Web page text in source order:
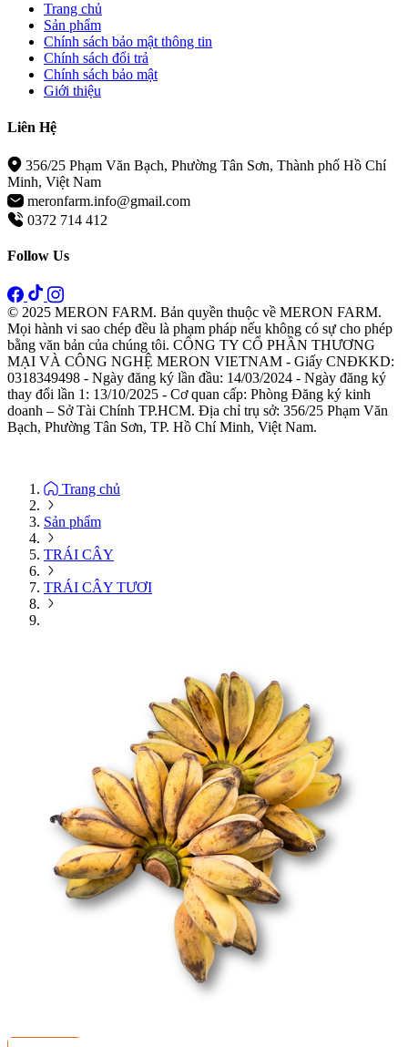
Trang chủ
Sản phẩm
Chính sách bảo mật thông tin
Chính sách đổi trả
Chính sách bảo mật
Giới thiệu
Liên Hệ
356/25 Phạm Văn Bạch, Phường Tân Sơn, Thành phố Hồ Chí
Minh, Việt Nam
meronfarm.info@gmail.com
0372 714 412
Follow Us
© 2025 MERON FARM. Bản quyền thuộc về MERON FARM.
Mọi hành vi sao chép đều là phạm pháp nếu không có sự cho phép
bằng văn bản của chúng tôi. CÔNG TY CỔ PHẦN THƯƠNG
MẠI VÀ CÔNG NGHỆ MERON VIETNAM - Giấy CNĐKKD:
0318349498 - Ngày đăng ký lần đầu: 14/03/2024 - Ngày đăng ký
thay đổi lần 1: 13/10/2025 - Cơ quan cấp: Phòng Đăng ký kinh
doanh – Sở Tài Chính TP.HCM. Địa chỉ trụ sở: 356/25 Phạm Văn
Bạch, Phường Tân Sơn, TP. Hồ Chí Minh, Việt Nam.
Trang chủ
Sản phẩm
TRÁI CÂY
TRÁI CÂY TƯƠI